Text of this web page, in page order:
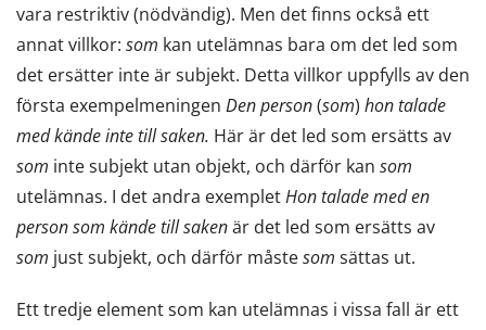
vara restriktiv (nödvändig). Men det finns också ett
annat villkor: som kan utelämnas bara om det led som
det ersätter inte är subjekt. Detta villkor uppfylls av den
första exempelmeningen Den person(som) hon talade
med kände inte till saken. Här är det led som ersätts av
som inte subjekt utan objekt, och därför kan som
utelämnas. I det andra exempletHon talade med en
person som kände till sakenär det led som ersätts av
som just subjekt, och därför måstesom sättas ut.
Ett tredje element som kan utelämnas i vissa fall är ett